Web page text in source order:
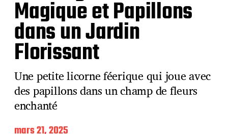
Magique et Papillons
dans un Jardin
Florissant
Une petite licorne féerique qui joue avec
des papillons dans un champ de fleurs
enchanté
D
mars 21, 2025